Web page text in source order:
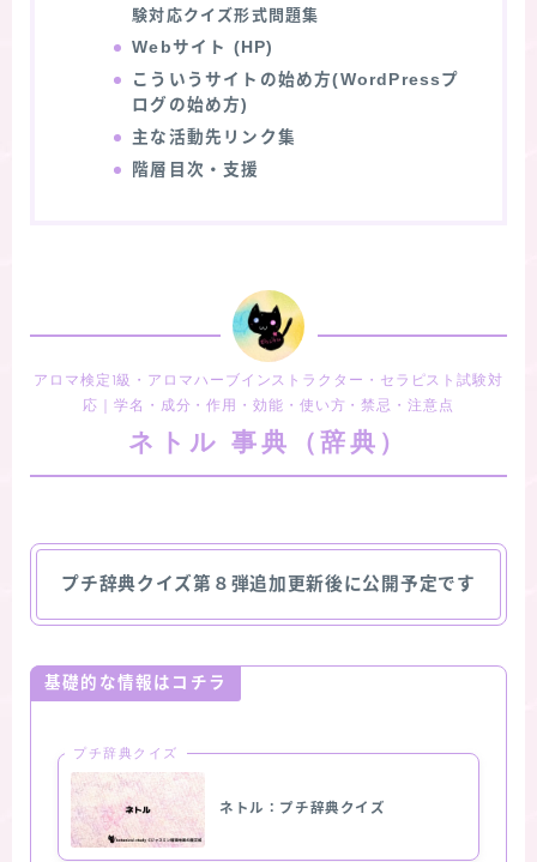
験対応クイズ形式問題集
Webサイト (HP)
こういうサイトの始め方(WordPressプ
ログの始め方)
主な活動先リンク集
階層目次・支援
アロマ検定1級・アロマハーブインストラクター・セラピスト試験対
応｜学名・成分・作用・効能・使い方・禁忌・注意点
ネトル 事典（辞典）
プチ辞典クイズ第８弾追加更新後に公開予定です
基礎的な情報はコチラ
プチ辞典クイズ
ネトル：プチ辞典クイズ